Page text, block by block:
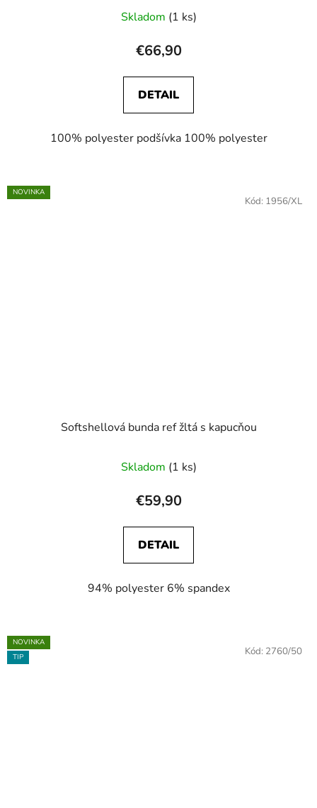
Skladom (1 ks)
€66,90
DETAIL
100% polyester podšívka 100% polyester
NOVINKA
Softshellová bunda ref žltá s kapucňou
Skladom (1 ks)
€59,90
DETAIL
94% polyester 6% spandex
Kód: 1956/XL
NOVINKA
TIP
Kód: 2760/50